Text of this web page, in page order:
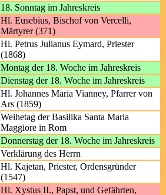
18. Sonntag im Jahreskreis
Hl. Eusebius, Bischof von Vercelli,
Märtyrer (371)
Hl. Petrus Julianus Eymard, Priester
(1868)
Montag der 18. Woche im Jahreskreis
Dienstag der 18. Woche im Jahreskreis
Hl. Johannes Maria Vianney, Pfarrer von
Ars (1859)
Weihetag der Basilika Santa Maria
Maggiore in Rom
Donnerstag der 18. Woche im Jahreskreis
Verklärung des Herrn
Hl. Kajetan, Priester, Ordensgründer
(1547)
Hl. Xystus II., Papst, und Gefährten,